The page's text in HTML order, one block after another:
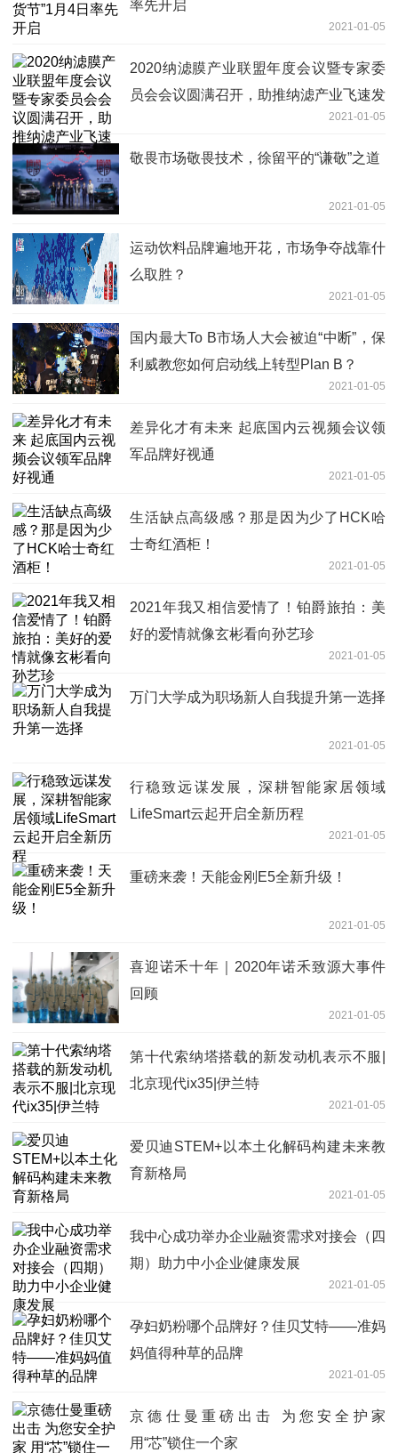
率先开启
2021-01-05
2020纳滤膜产业联盟年度会议暨专家委
员会会议圆满召开，助推纳滤产业飞速发
2021-01-05
敬畏市场敬畏技术，徐留平的“谦敬”之道
2021-01-05
运动饮料品牌遍地开花，市场争夺战靠什
么取胜？
2021-01-05
国内最大To B市场人大会被迫“中断”，保
利威教您如何启动线上转型Plan B？
2021-01-05
差异化才有未来 起底国内云视频会议领
军品牌好视通
2021-01-05
生活缺点高级感？那是因为少了HCK哈
士奇红酒柜！
2021-01-05
2021年我又相信爱情了！铂爵旅拍：美
好的爱情就像玄彬看向孙艺珍
2021-01-05
万门大学成为职场新人自我提升第一选择
2021-01-05
行稳致远谋发展，深耕智能家居领域
LifeSmart云起开启全新历程
2021-01-05
重磅来袭！天能金刚E5全新升级！
2021-01-05
喜迎诺禾十年｜2020年诺禾致源大事件
回顾
2021-01-05
第十代索纳塔搭载的新发动机表示不服|
北京现代ix35|伊兰特
2021-01-05
爱贝迪STEM+以本土化解码构建未来教
育新格局
2021-01-05
我中心成功举办企业融资需求对接会（四
期）助力中小企业健康发展
2021-01-05
孕妇奶粉哪个品牌好？佳贝艾特——准妈
妈值得种草的品牌
2021-01-05
京德仕曼重磅出击 为您安全护家
用“芯”锁住一个家